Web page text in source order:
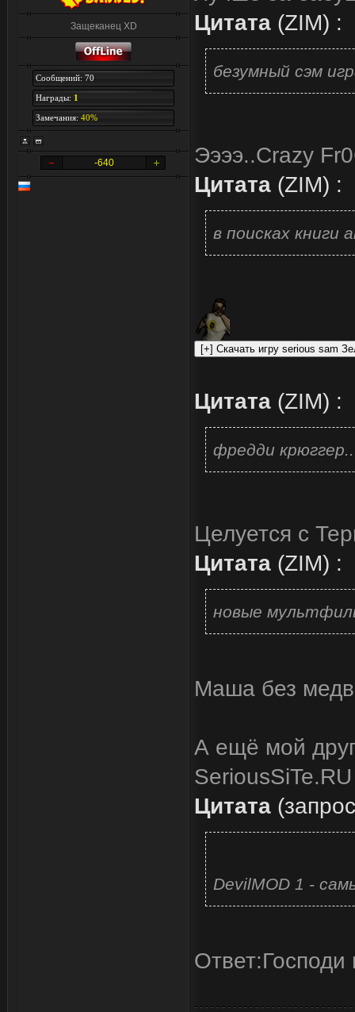
Защеканец XD
Сообщений: 70
Награды: 1
Замечания: 40%
-640
Цитата (ZIM) :
безумный сэм
Ээээ..Crazy
Цитата (ZIM) :
в поисках книги
Цитата (ZIM) :
фредди
Целуется с
Цитата (ZIM) :
новые
Маша без
А ещё мой
SeriousSiTe.RU
Цитата (запрос
DevilMOD 1 -